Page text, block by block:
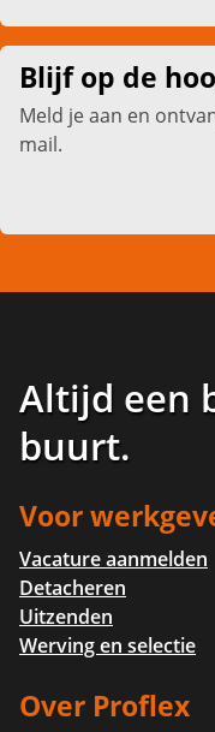
Blijf op de
Meld je aan en
mail.
Altijd een
buurt.
Voor
Vacature aanmelden
Detacheren
Uitzenden
Werving en selectie
Over Proflex